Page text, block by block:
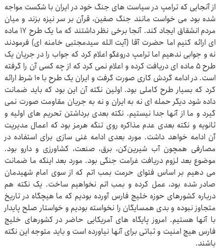
از آنجایی که ترامپ در سیاست های جنگ خود در ایران با شکست مواجه
شده بود می خواست مانند جنگ صفین، قرآن بر سر نیزه بزند و میان
مردم انشقاق ایجاد کند. آنجا برخی نظر داشتند که ما یک طرح ۱۷ ماده
ای ارائه کنیم اما حضرت آقا (آیت الله سیدمجتبی خامنه ای) فرمودند
نه و جوابی ندهیم اما ترامپ دروغگو اعلام کرد که جواب را در جریان یک
طرح ۵ ماده ای دریافت کرده و اعلام نمی کرد که از چه کسی آن را گرفته
است. در ادامه گردش کاری صورت گرفت و ایران یک طرح با ۱۰ شرط ارائه
کرد که بسیار طرح کاملی بود. اولین نکته آن این بود که باید ضمانت
داده شود دیگر حمله ای نه به ایران و نه به جریان مقاومت صورت نمی
گیرد و ما از آنها جدا نیستیم. نکته بعدی برداشتن تحریم های اولیه و
ثانویه و نکته بعدی عدم مذاکره روی تنگه هرمز بود که اعمال مدیریت
آن ادامه خواهد داشت. مورد بعدی ادامه غنی سازی برای استفاده در
مصارفی همچون آب شیرین‌کن، برق، صنعت، کشاورزی و دارو بود.
موضوع بعد لزوم دریافت غرامت جنگی بود. مورد بعد اینکه ما ضمانت
می دهیم بر اساس فتوای حرمت بمب اتم که از سوی امام شهیدمان
صادر شده بود، عمل کرده و بمب اتم نخواهیم ساخت. یک نکته هم
درباره کشورهای حوزه خلیج فارس آورده بودیم که ما هیچگاه در تاریخ
متجاوز نبوده و بدی همسایگان را نخواسته بودیم و خواستار صلح پایدار
با آنها هستیم. امروز پایگاه های آمریکایی حاضر در کشورهای خلیج
فارس هیچ امنیت و ثباتی برای آنها نیاورده است و باید متوجه این نکته
باشند.